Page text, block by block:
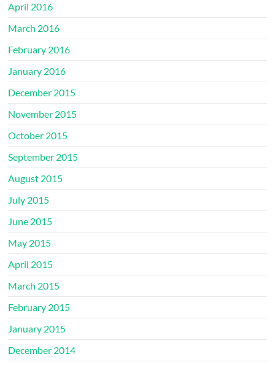
April 2016
March 2016
February 2016
January 2016
December 2015
November 2015
October 2015
September 2015
August 2015
July 2015
June 2015
May 2015
April 2015
March 2015
February 2015
January 2015
December 2014